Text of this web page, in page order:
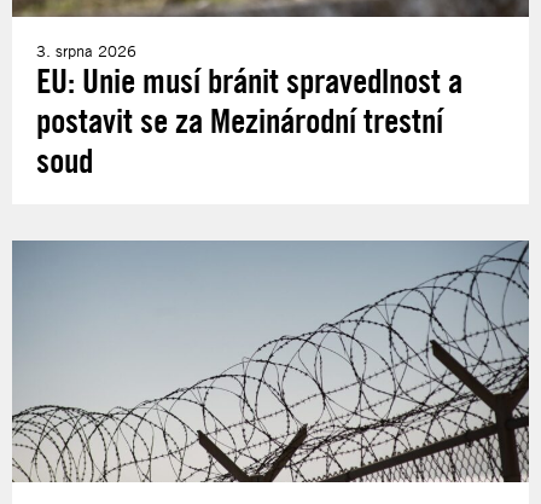
3. srpna 2026
EU: Unie musí bránit spravedlnost a
postavit se za Mezinárodní trestní
soud